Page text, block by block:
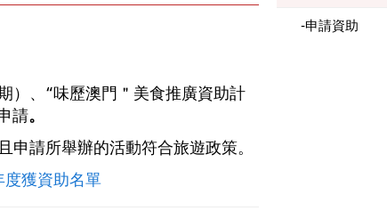
）、“味歷澳門＂美食推廣資助計
請。
請所舉辦的活動符合旅遊政策。
度獲資助名單
申請資助